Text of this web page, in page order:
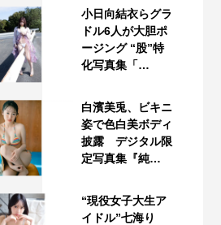
小日向結衣らグラ
ドル6人が大胆ポ
ージング “股”特
化写真集「…
白濱美兎、ビキニ
姿で色白美ボディ
披露 デジタル限
定写真集『純…
“現役女子大生ア
イドル”七海り